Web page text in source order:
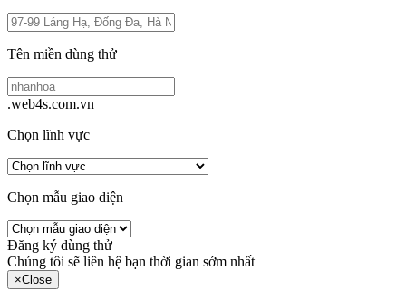
Tên miền dùng thử
.web4s.com.vn
Chọn lĩnh vực
Chọn mẫu giao diện
Đăng ký dùng thử
Chúng tôi sẽ liên hệ bạn thời gian sớm nhất
×Close